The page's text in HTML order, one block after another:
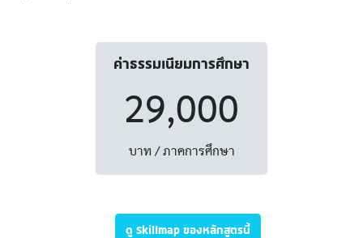
ค่าธรรมเนียมการศึกษา
29,000
บาท / ภาคการศึกษา
ดู Skillmap ของหลักสูตรนี้